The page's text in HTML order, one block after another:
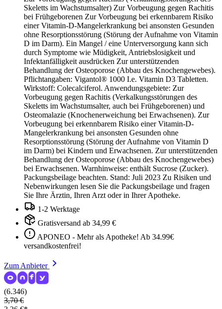
Skeletts im Wachstumsalter) Zur Vorbeugung gegen Rachitis
bei Frühgeborenen Zur Vorbeugung bei erkennbarem Risiko
einer Vitamin-D-Mangelerkrankung bei ansonsten Gesunden
ohne Resorptionsstörung (Störung der Aufnahme von Vitamin
D im Darm). Ein Mangel / eine Unterversorgung kann sich
durch Symptome wie Müdigkeit, Antriebslosigkeit und
Infektanfälligkeit ausdrücken Zur unterstützenden
Behandlung der Osteoporose (Abbau des Knochengewebes).
Pflichtangaben: Vigantol® 1000 I.e. Vitamin D3 Tabletten.
Wirkstoff: Colecalciferol. Anwendungsgebiete: Zur
Vorbeugung gegen Rachitis (Verkalkungsstörungen des
Skeletts im Wachstumsalter, auch bei Frühgeborenen) und
Osteomalazie (Knochenerweichung bei Erwachsenen). Zur
Vorbeugung bei erkennbarem Risiko einer Vitamin-D-
Mangelerkrankung bei ansonsten Gesunden ohne
Resorptionsstörung (Störung der Aufnahme von Vitamin D
im Darm) bei Kindern und Erwachsenen. Zur unterstützenden
Behandlung der Osteoporose (Abbau des Knochengewebes)
bei Erwachsenen. Warnhinweise: enthält Sucrose (Zucker).
Packungsbeilage beachten. Stand: Juli 2023 Zu Risiken und
Nebenwirkungen lesen Sie die Packungsbeilage und fragen
Sie Ihre Ärztin, Ihren Arzt oder in Ihrer Apotheke.
1-2 Werktage
Gratisversand ab 34,99 €
APONEO - Mehr als Apotheke! Ab 34.99€
versandkostenfrei!
Zum Anbieter
(6.346)
3,70 €